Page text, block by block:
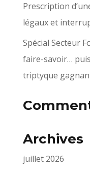
Prescription
légaux et
Spécial Secteur
faire-savoir…
triptyque
Archives
juillet 2026